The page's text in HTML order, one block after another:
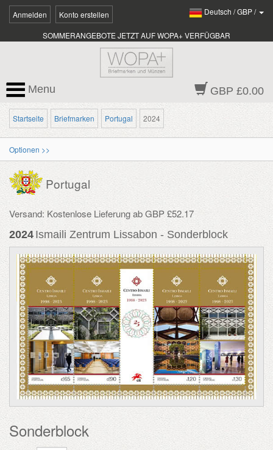
Anmelden Konto erstellen Deutsch /GBP/
SOMMERANGEBOTE JETZT AUF WOPA+ VERFÜGBAR
GBP £0.00
Menu
Startseite Briefmarken Portugal 2024
Optionen >>
Portugal
Versand: Kostenlose Lieferung ab GBP £52.17
2024 Ismaili Zentrum Lissabon - Sonderblock
Sonderblock